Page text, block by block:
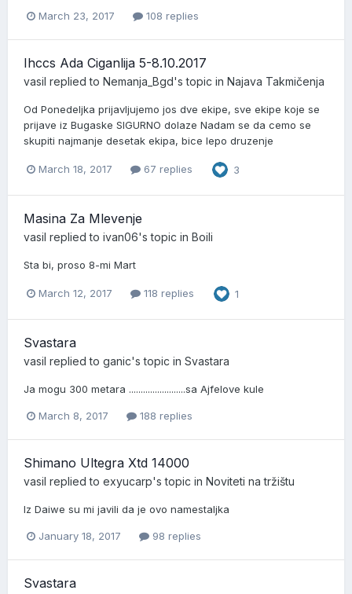
March 23, 2017 108 replies
Ihccs Ada Ciganlija 5-8.10.2017
vasil replied to Nemanja_Bgd's topic in Najava Takmičenja
Od Ponedeljka prijavljujemo jos dve ekipe, sve ekipe koje se
prijave iz Bugaske SIGURNO dolaze Nadam se da cemo se
skupiti najmanje desetak ekipa, bice lepo druzenje
March 18, 2017 67 replies 3
Masina Za Mlevenje
vasil replied to ivan06's topic in Boili
Sta bi, proso 8-mi Mart
March 12, 2017 118 replies 1
Svastara
vasil replied to ganic's topic in Svastara
Ja mogu 300 metara ........................sa Ajfelove kule
March 8, 2017 188 replies
Shimano Ultegra Xtd 14000
vasil replied to exyucarp's topic in Noviteti na tržištu
Iz Daiwe su mi javili da je ovo namestaljka
January 18, 2017 98 replies
Svastara